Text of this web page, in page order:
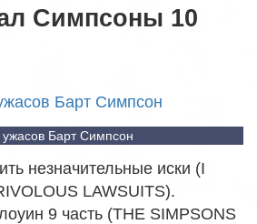
Симпсоны 10
Барт Симпсон
незначительные иски (I
LAWSUITS).
9 часть (THE SIMPSONS